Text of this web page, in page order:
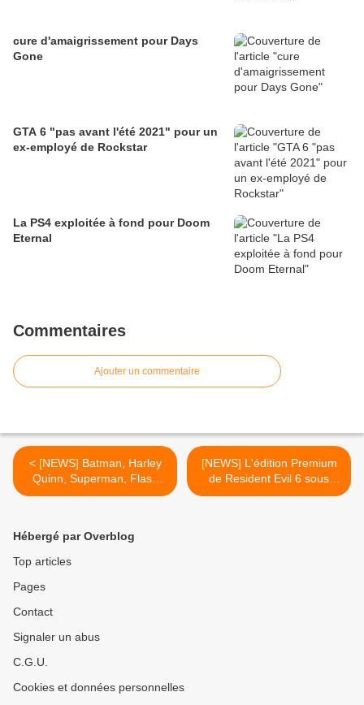
cure d'amaigrissement pour Days
Gone
GTA 6 "pas avant l'été 2021" pour un
ex-employé de Rockstar
La PS4 exploitée à fond pour Doom
Eternal
Commentaires
Ajouter un commentaire
< [NEWS] Batman, Harley
Quinn, Superman, Flash
s'affronteront dans
de NetherRealm Studios
(Mortal Kombat)
[NEWS] L'édition Premium
de Resident Evil 6 sous
toutes les coutures >
Hébergé par Overblog
Top articles
Pages
Contact
Signaler un abus
C.G.U.
Cookies et données personnelles